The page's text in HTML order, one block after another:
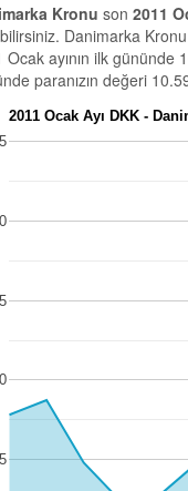
Kronu son 2011
Danimarka Kronu
Ocak ayının ilk gününde
paranızın değeri
2011 Ocak Ayı DKK -